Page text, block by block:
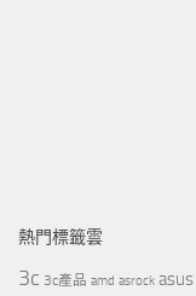
熱門標籤雲
3c 3c產品 amd asrock asus